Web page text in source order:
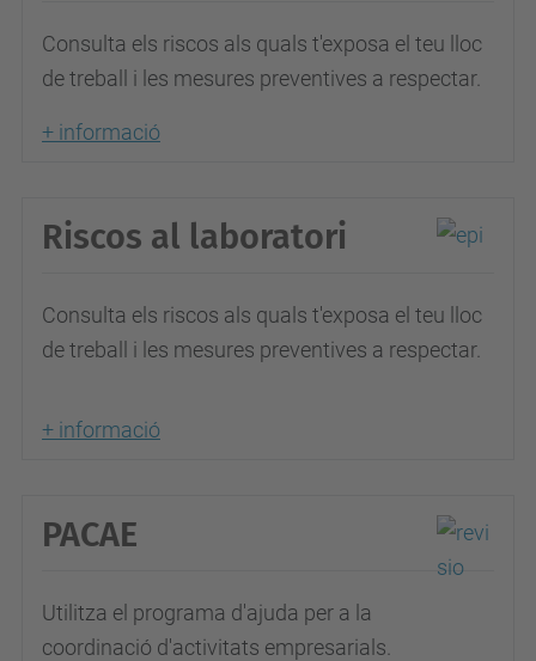
Consulta els riscos als quals t'exposa el teu lloc
de treball i les mesures preventives a respectar.
+ informació
Riscos al laboratori
Consulta els riscos als quals t'exposa el teu lloc
de treball i les mesures preventives a respectar.
+ informació
PACAE
Utilitza el programa d'ajuda per a la
coordinació d'activitats empresarials.